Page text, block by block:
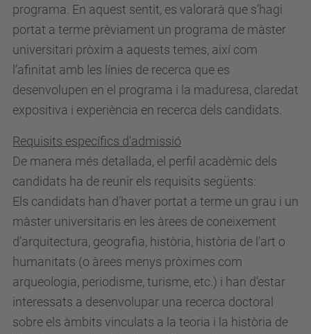
programa. En aquest sentit, es valorarà que s’hagi
portat a terme prèviament un programa de màster
universitari pròxim a aquests temes, així com
l’afinitat amb les línies de recerca que es
desenvolupen en el programa i la maduresa, claredat
expositiva i experiència en recerca dels candidats.
Requisits específics d’admissió
De manera més detallada, el perfil acadèmic dels
candidats ha de reunir els requisits següents:
Els candidats han d’haver portat a terme un grau i un
màster universitaris en les àrees de coneixement
d’arquitectura, geografia, història, història de l’art o
humanitats (o àrees menys pròximes com
arqueologia, periodisme, turisme, etc.) i han d’estar
interessats a desenvolupar una recerca doctoral
sobre els àmbits vinculats a la teoria i la història de